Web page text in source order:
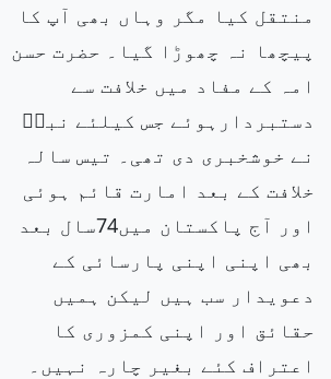
منتقل کیا مگر وہاں بھی آپ کا
پیچھا نہ چھوڑا گیا۔ حضرت حسن
امہ کے مفاد میں خلافت سے
دستبردارہوئے جس کیلئے نبیۖ
نے خوشخبری دی تھی۔ تیس سالہ
خلافت کے بعد امارت قائم ہوئی
اور آج پاکستان میں74سال بعد
بھی اپنی اپنی پارسائی کے
دعویدار سب ہیں لیکن ہمیں
حقائق اور اپنی کمزوری کا
اعتراف کئے بغیر چارہ نہیں۔